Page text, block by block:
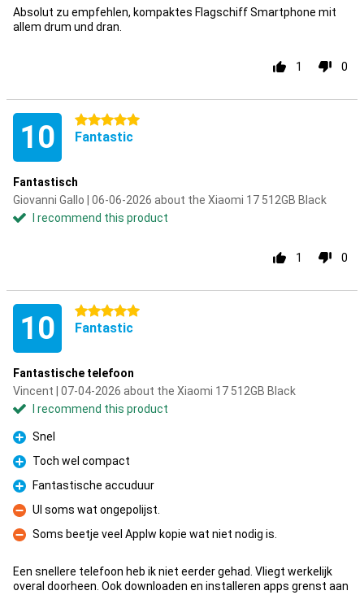
Absolut zu empfehlen, kompaktes Flagschiff Smartphone mit
allem drum und dran.
1 0
10 5 stars
Fantastic
Fantastisch
Giovanni Gallo | 06-06-2026 about the Xiaomi 17 512GB Black
I recommend this product
1 0
10 5 stars
Fantastic
Fantastische telefoon
Vincent | 07-04-2026 about the Xiaomi 17 512GB Black
I recommend this product
Pro
Snel
Pro
Toch wel compact
Pro
Fantastische accuduur
Con
UI soms wat ongepolijst.
Con
Soms beetje veel Applw kopie wat niet nodig is.
Een snellere telefoon heb ik niet eerder gehad. Vliegt werkelijk
overal doorheen. Ook downloaden en installeren apps grenst aan